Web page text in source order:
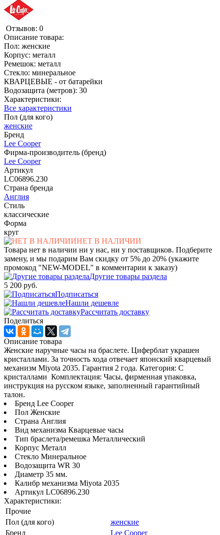
Отзывов: 0
Описание товара:
Пол: женские
Корпус: металл
Ремешок: металл
Стекло: минеральное
КВАРЦЕВЫЕ - от батарейки
Водозащита (метров): 30
Характеристики:
Все характеристики
Пол (для кого)
женские
Бренд
Lee Cooper
Фирма-производитель (бренд)
Lee Cooper
Артикул
LC06896.230
Страна бренда
Англия
Стиль
классические
Форма
круг
НЕТ В НАЛИЧИИ
Товара нет в наличии ни у нас, ни у поставщиков. Подберите
замену, и мы подарим Вам скидку от 5% до 20% (укажите
промокод "NEW-MODEL" в комментарии к заказу)
Другие товары раздела
5 200 руб.
Подписаться
Нашли дешевле
Рассчитать доставку
Поделиться
Описание товара
Женские наручные часы на браслете. Циферблат украшен
кристаллами. За точность хода отвечает японский кварцевый
механизм Miyota 2035. Гарантия 2 года. Категория: С
кристаллами Комплектация: Часы, фирменная упаковка,
инструкция на русском языке, заполненный гарантийный
талон.
Бренд Lee Cooper
Пол Женские
Страна Англия
Вид механизма Кварцевые часы
Тип браслета/ремешка Металлический
Корпус Металл
Стекло Минеральное
Водозащита WR 30
Диаметр 35 мм.
Калибр механизма Miyota 2035
Артикул LC06896.230
Характеристики:
Прочие
Пол (для кого)
женские
Бренд
Lee Cooper